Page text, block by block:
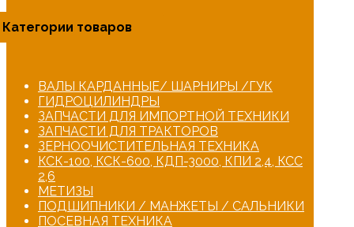
Категории товаров
ВАЛЫ КАРДАННЫЕ/ ШАРНИРЫ /ГУК
ГИДРОЦИЛИНДРЫ
ЗАПЧАСТИ ДЛЯ ИМПОРТНОЙ ТЕХНИКИ
ЗАПЧАСТИ ДЛЯ ТРАКТОРОВ
ЗЕРНООЧИСТИТЕЛЬНАЯ ТЕХНИКА
КСК-100, КСК-600, КДП-3000, КПИ 2,4, КСС
2,6
МЕТИЗЫ
ПОДШИПНИКИ / МАНЖЕТЫ / САЛЬНИКИ
ПОСЕВНАЯ ТЕХНИКА